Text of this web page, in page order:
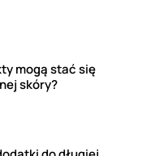
mogą stać się
skóry?